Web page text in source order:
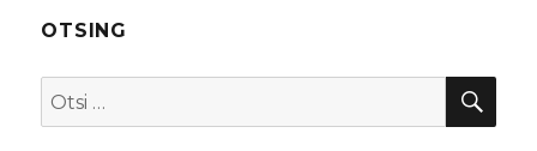
OTSING
Otsi: